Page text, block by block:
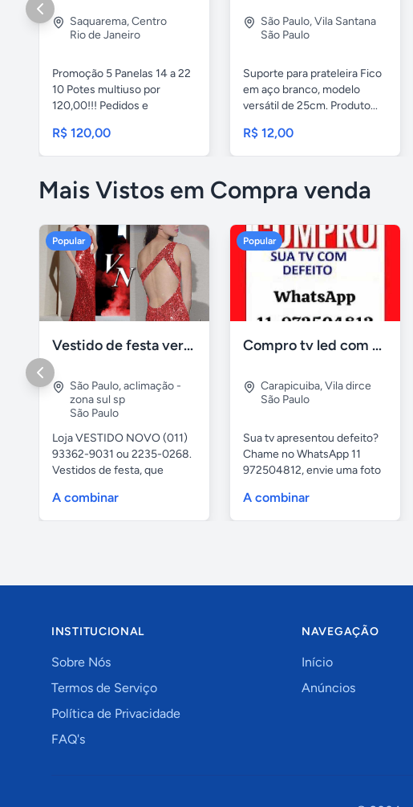
Saquarema,Centro
Rio de Janeiro
Promoção 5 Panelas 14 a 22
10 Potes multiuso por
120,00!!! Pedidos e
R$ 120,00
São Paulo,Vila Santana
São Paulo
Suporte para prateleira Fico
em aço branco, modelo
versátil de 25cm. Produto...
R$ 12,00
Mais Vistos em Compra venda
Popular
Vestido de festa vermelho com brilho e pedraria
São Paulo,aclimação -
zona sul sp
São Paulo
Loja VESTIDO NOVO (011)
93362-9031 ou 2235-0268.
Vestidos de festa, que
A combinar
Popular
Compro tv led com defeito
Carapicuiba,Vila dirce
São Paulo
Sua tv apresentou defeito?
Chame no WhatsApp 11
972504812, envie uma foto
A combinar
INSTITUCIONAL
Sobre Nós
Termos de Serviço
Política de Privacidade
FAQ's
NAVEGAÇÃO
Início
Anúncios